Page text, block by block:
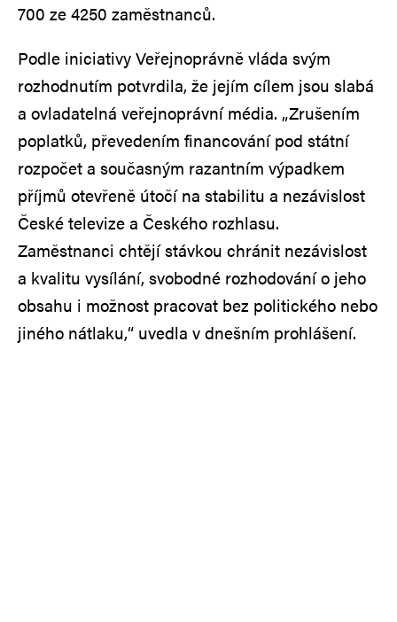
700 ze 4250 zaměstnanců.
Podle iniciativy Veřejnoprávně vláda svým
rozhodnutím potvrdila, že jejím cílem jsou slabá
a ovladatelná veřejnoprávní média. „Zrušením
poplatků, převedením financování pod státní
rozpočet a současným razantním výpadkem
příjmů otevřeně útočí na stabilitu a nezávislost
České televize a Českého rozhlasu.
Zaměstnanci chtějí stávkou chránit nezávislost
a kvalitu vysílání, svobodné rozhodování o jeho
obsahu i možnost pracovat bez politického nebo
jiného nátlaku,“ uvedla v dnešním prohlášení.